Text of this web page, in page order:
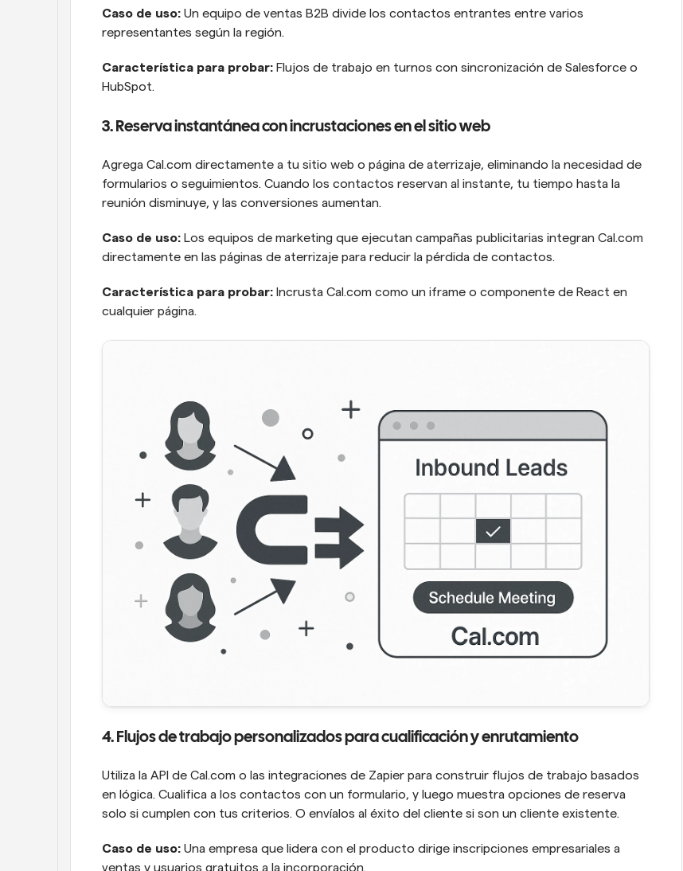
Caso de uso: Un equipo de ventas B2B divide los contactos entrantes entre varios
representantes según la región.
Característica para probar: Flujos de trabajo en turnos con sincronización de Salesforce o
HubSpot.
3. Reserva instantánea con incrustaciones en el sitio web
Agrega Cal.com directamente a tu sitio web o página de aterrizaje, eliminando la necesidad de
formularios o seguimientos. Cuando los contactos reservan al instante, tu tiempo hasta la
reunión disminuye, y las conversiones aumentan.
Caso de uso: Los equipos de marketing que ejecutan campañas publicitarias integran Cal.com
directamente en las páginas de aterrizaje para reducir la pérdida de contactos.
Característica para probar: Incrusta Cal.com como un iframe o componente de React en
cualquier página.
4. Flujos de trabajo personalizados para cualificación y enrutamiento
Utiliza la API de Cal.com o las integraciones de Zapier para construir flujos de trabajo basados
en lógica. Cualifica a los contactos con un formulario, y luego muestra opciones de reserva
solo si cumplen con tus criterios. O envíalos al éxito del cliente si son un cliente existente.
Caso de uso: Una empresa que lidera con el producto dirige inscripciones empresariales a
ventas y usuarios gratuitos a la incorporación.